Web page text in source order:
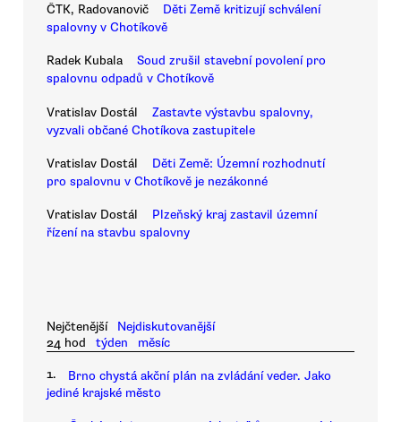
ČTK, Radovanovič
Děti Země kritizují schválení
spalovny v Chotíkově
Radek Kubala
Soud zrušil stavební povolení pro
spalovnu odpadů v Chotíkově
Vratislav Dostál
Zastavte výstavbu spalovny,
vyzvali občané Chotíkova zastupitele
Vratislav Dostál
Děti Země: Územní rozhodnutí
pro spalovnu v Chotíkově je nezákonné
Vratislav Dostál
Plzeňský kraj zastavil územní
řízení na stavbu spalovny
Nejčtenější
Nejdiskutovanější
24 hod
týden měsíc
1.
Brno chystá akční plán na zvládání veder. Jako
jediné krajské město